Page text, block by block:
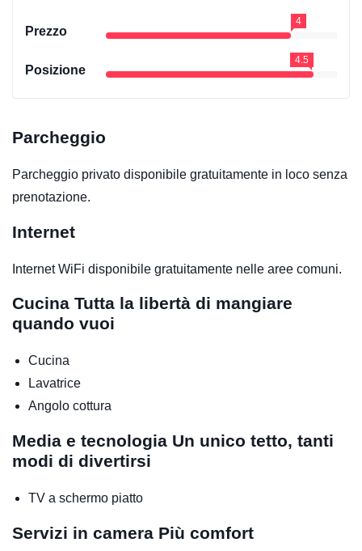
Prezzo
4
Posizione
4.5
Parcheggio
Parcheggio privato disponibile gratuitamente in loco senza
prenotazione.
Internet
Internet WiFi disponibile gratuitamente nelle aree comuni.
Cucina Tutta la libertà di mangiare
quando vuoi
Cucina
Lavatrice
Angolo cottura
Media e tecnologia Un unico tetto, tanti
modi di divertirsi
TV a schermo piatto
Servizi in camera Più comfort